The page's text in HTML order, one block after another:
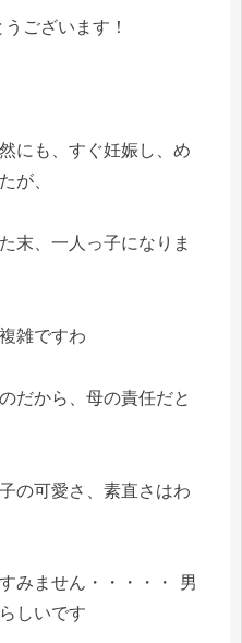
ございます！
にも、すぐ妊娠し、め
が、
末、一人っ子になりま
雑ですわ
だから、母の責任だと
の可愛さ、素直さはわ
みません・・・・・
男
しいです